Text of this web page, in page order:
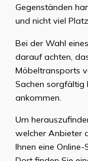
Gegenständen
und nicht viel
Bei der Wahl
darauf achten,
Möbeltransports
Sachen sorgfältig
ankommen.
Um
welcher Anbieter
Ihnen eine